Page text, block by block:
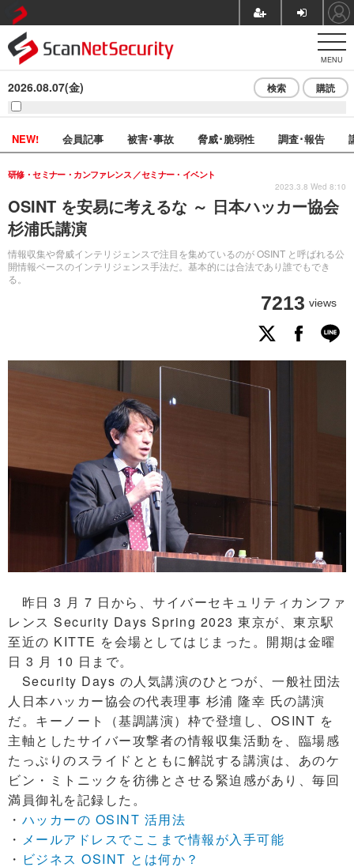
MENU
2026.08.07(金) 検索 購読
NEW! 会員記事 被害･事故 脅威･脆弱性 調査･報告
OSINT を安易に考えるな ～ 日本ハッカー協会
杉浦氏講演
情報収集や脅威インテリジェンスで注目を集めているのが OSINT と呼ばれる公
開情報ベースのインテリジェンス手法だ。基本的には合法であり誰でもでき
る。
研修・セミナー・カンファレンス セミナー・イベント
7213 views
2023.3.8 Wed 8:10
昨日 3 月 7 日から、サイバーセキュリティカンファ
レンス Security Days Spring 2023 東京が、東京駅
至近の KITTE を会場としてはじまった。開期は金曜
日 3 月 10 日まで。
Security Days の人気講演のひとつが、一般社団法
人日本ハッカー協会の代表理事 杉浦 隆幸 氏の講演
だ。キーノート（基調講演）枠で登壇し、OSINT を
主軸としたサイバー攻撃者の情報収集活動を、臨場感
たっぷりのスライドとともに解説する講演は、あのケ
ビン・ミトニックを彷彿とさせる緊迫感があり、毎回
満員御礼を記録した。
・ ハッカーの OSINT 活用法
・ メールアドレスでここまで情報が入手可能
・ ビジネス OSINT とは何か？